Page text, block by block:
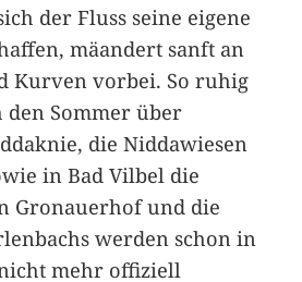
der Fluss seine eigene
mäandert sanft an
Kurven vorbei. So ruhig
den Sommer über
die Niddawiesen
in Bad Vilbel die
Gronauerhof und die
werden schon in
mehr offiziell